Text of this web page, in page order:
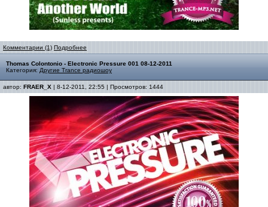
Комментарии (1) Подробнее
Thomas Colontonio - Electronic Pressure 001 08-12-2011
Категория: Другие Trance радиошоу
автор: FRAER_X | 8-12-2011, 22:55 | Просмотров: 1444